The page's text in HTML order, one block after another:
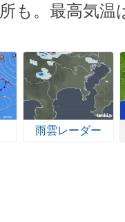
も。最高気温
雨雲レーダー